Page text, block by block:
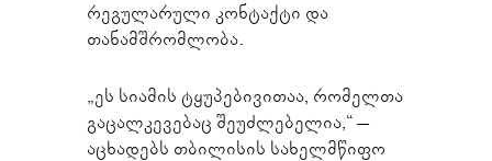
რეგულარული კონტაქტი და
თანამშრომლობა.
„ეს სიამის ტყუპებივითაა, რომელთა
გაცალკევებაც შეუძლებელია,“ –
აცხადებს თბილისის სახელმწიფო